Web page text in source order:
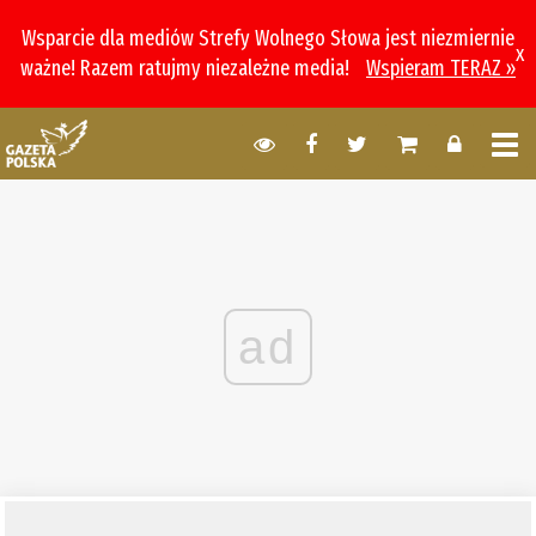
Wsparcie dla mediów Strefy Wolnego Słowa jest niezmiernie
ważne! Razem ratujmy niezależne media!
Wspieram TERAZ »
x
ad